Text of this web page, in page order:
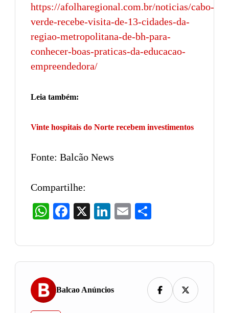
https://afolharegional.com.br/noticias/cabo-
verde-recebe-visita-de-13-cidades-da-
regiao-metropolitana-de-bh-para-
conhecer-boas-praticas-da-educacao-
empreendedora/
Leia também:
Vinte hospitais do Norte recebem investimentos
Fonte: Balcão News
Compartilhe:
WhatsAppFacebook LinkedIn
Email
Balcao Anúncios